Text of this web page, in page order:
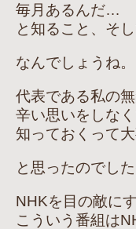
毎月あるんだ…
と知ること、そ
なんでしょうね。
代表である私の
辛い思いをしなく
知っておくって
と思ったのでした
NHKを目の敵に
こういう番組は